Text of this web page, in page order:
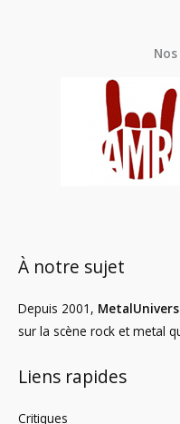
À notre sujet
Depuis 2001,
sur la scène rock et metal
Liens rapides
Critiques